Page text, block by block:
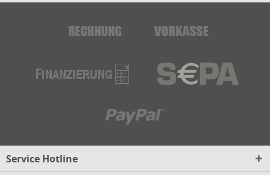
Service Hotline